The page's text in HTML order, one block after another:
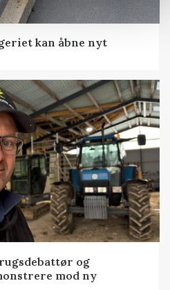
kan åbne nyt
og
mod ny